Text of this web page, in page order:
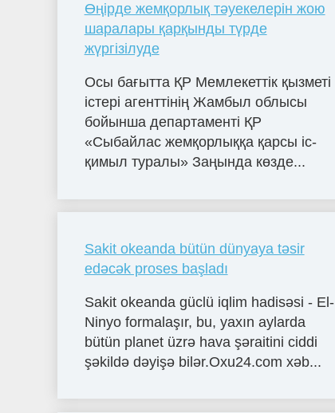
Өңірде жемқорлық тәуекелерін жою
шаралары қарқынды түрде
жүргізілуде
Осы бағытта ҚР Мемлекеттік қызметі
істері агенттінің Жамбыл облысы
бойынша департаменті ҚР
«Сыбайлас жемқорлыққа қарсы іс-
қимыл туралы» Заңында көзде...
Sakit okeanda bütün dünyaya təsir
edəcək proses başladı
Sakit okeanda güclü iqlim hadisəsi - El-
Ninyo formalaşır, bu, yaxın aylarda
bütün planet üzrə hava şəraitini ciddi
şəkildə dəyişə bilər.Oxu24.com xəb...